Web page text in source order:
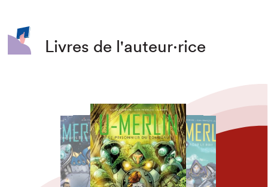
Livres de l'auteur·rice